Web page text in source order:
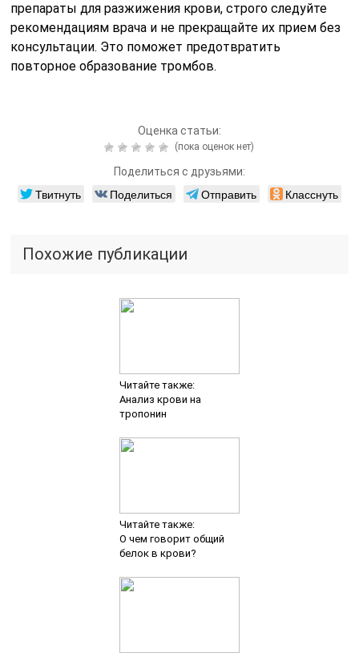
препараты для разжижения крови, строго следуйте
рекомендациям врача и не прекращайте их прием без
консультации. Это поможет предотвратить
повторное образование тромбов.
Оценка статьи:
(пока оценок нет)
Поделиться с друзьями:
Твитнуть Поделиться Отправить Класснуть
Похожие публикации
Читайте также:
Анализ крови на
тропонин
Читайте также:
О чем говорит общий
белок в крови?